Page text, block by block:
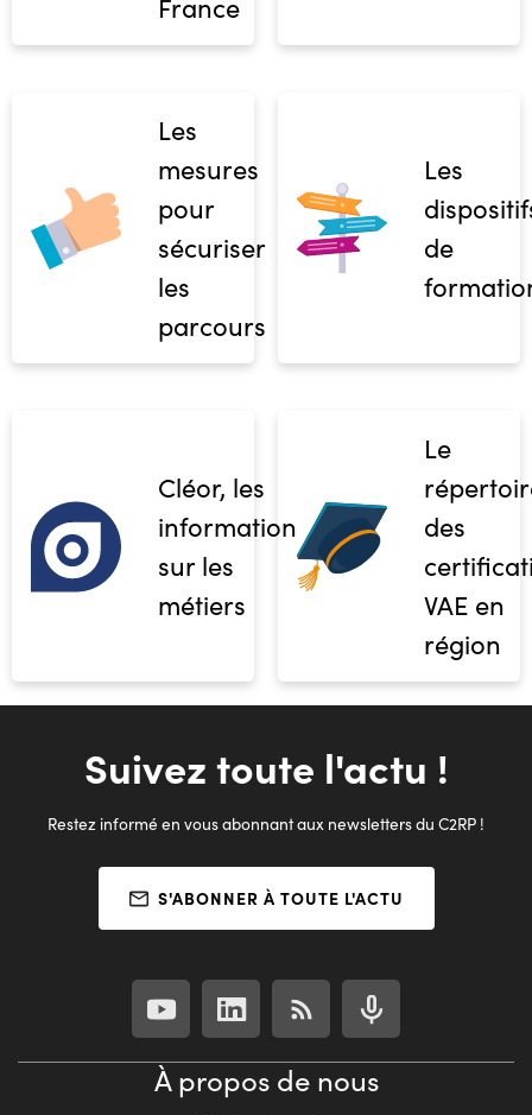
France
Les
mesures
pour
sécuriser
les
parcours
Les
de
Cléor, les
informations
sur les
métiers
Le
des
VAE en
région
Suivez toute l'actu !
Restez informé en vous abonnant aux newsletters du C2RP !
S'ABONNER À TOUTE L'ACTU
À propos de nous